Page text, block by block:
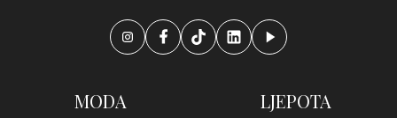
MODA LJEPOTA